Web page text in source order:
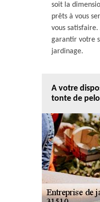
soit la
prêts à vous
vous
garantir votre
jardinage.
A votre
tonte de